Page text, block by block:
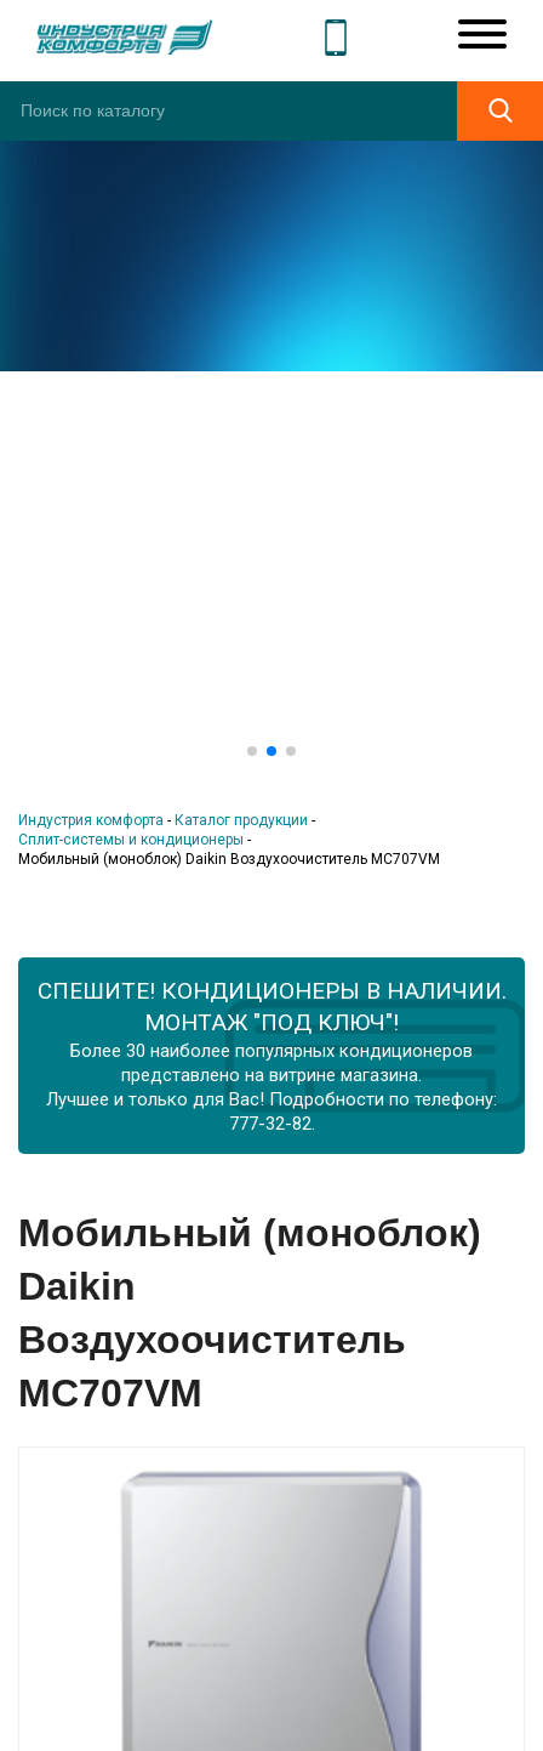
Индустрия комфорта - Каталог продукции -
Сплит-системы и кондиционеры -
Мобильный (моноблок) Daikin Воздухоочиститель MC707VM
СПЕШИТЕ! КОНДИЦИОНЕРЫ В НАЛИЧИИ.
МОНТАЖ "ПОД КЛЮЧ"!
Более 30 наиболее популярных кондиционеров
представлено на витрине магазина.
Лучшее и только для Вас! Подробности по телефону:
777-32-82.
Мобильный (моноблок)
Daikin
Воздухоочиститель
MC707VM